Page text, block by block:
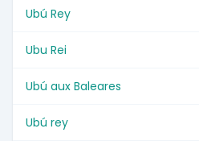
Ubú Rey
Ubu Rei
Ubú aux Baleares
Ubú rey